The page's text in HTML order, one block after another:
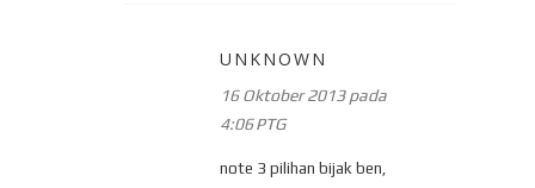
UNKNOWN
16 Oktober 2013 pada
4:06 PTG
note 3 pilihan bijak ben,